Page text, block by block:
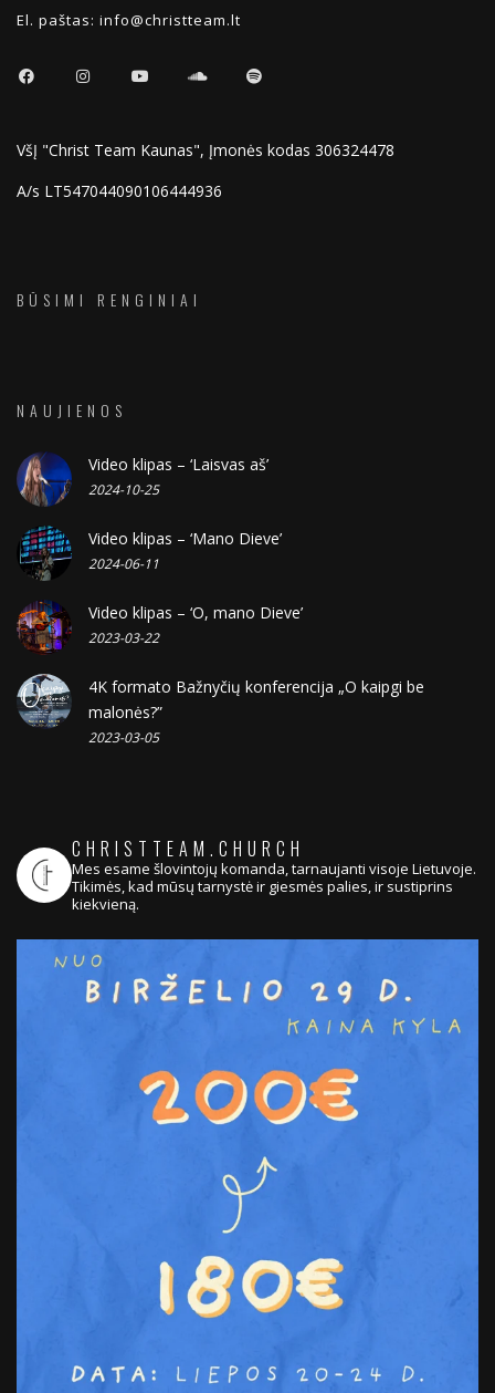
El. paštas: info@christteam.lt
VšĮ "Christ Team Kaunas", Įmonės kodas 306324478
A/s LT547044090106444936
BŪSIMI RENGINIAI
NAUJIENOS
Video klipas – ‘Laisvas aš’
2024-10-25
Video klipas – ‘Mano Dieve’
2024-06-11
Video klipas – ‘O, mano Dieve’
2023-03-22
4K formato Bažnyčių konferencija „O kaipgi be
malonės?”
2023-03-05
CHRISTTEAM.CHURCH
Mes esame šlovintojų komanda, tarnaujanti visoje Lietuvoje.
Tikimės, kad mūsų tarnystė ir giesmės palies, ir sustiprins
kiekvieną.